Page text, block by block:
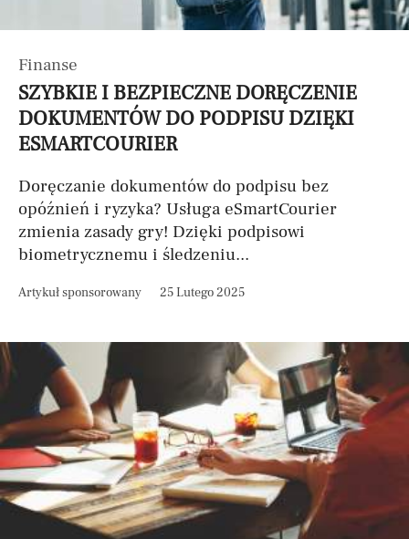
Finanse
SZYBKIE I BEZPIECZNE DORĘCZENIE
DOKUMENTÓW DO PODPISU DZIĘKI
ESMARTCOURIER
Doręczanie dokumentów do podpisu bez
opóźnień i ryzyka? Usługa eSmartCourier
zmienia zasady gry! Dzięki podpisowi
biometrycznemu i śledzeniu...
Artykuł sponsorowany 25 Lutego 2025